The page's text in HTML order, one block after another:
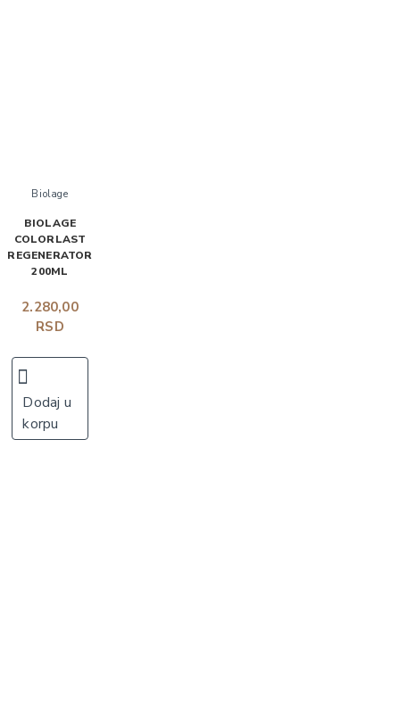
Biolage
BIOLAGE
COLORLAST
REGENERATOR
200ML
2.280,00
RSD
Dodaj u
korpu